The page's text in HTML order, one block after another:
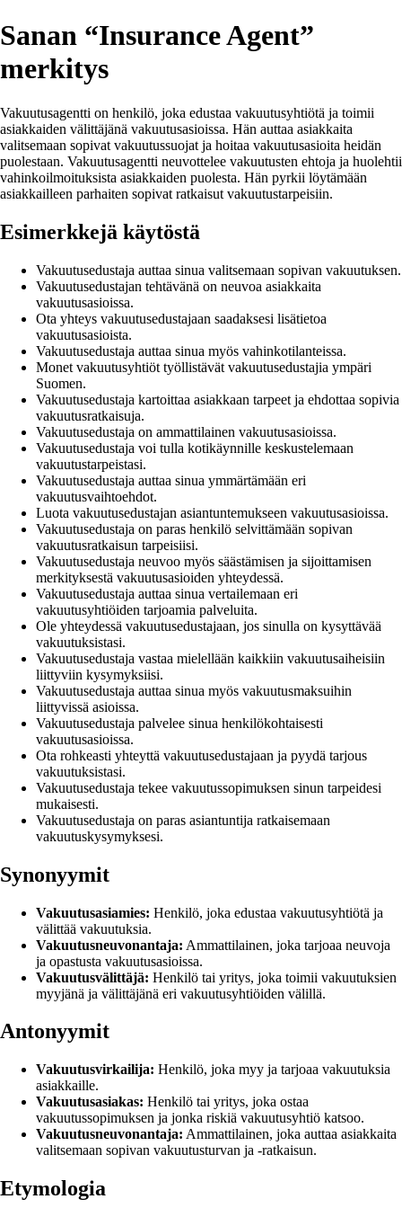
Sanan “Insurance Agent”
merkitys
Vakuutusagentti on henkilö, joka edustaa vakuutusyhtiötä ja toimii
asiakkaiden välittäjänä vakuutusasioissa. Hän auttaa asiakkaita
valitsemaan sopivat vakuutussuojat ja hoitaa vakuutusasioita heidän
puolestaan. Vakuutusagentti neuvottelee vakuutusten ehtoja ja huolehtii
vahinkoilmoituksista asiakkaiden puolesta. Hän pyrkii löytämään
asiakkailleen parhaiten sopivat ratkaisut vakuutustarpeisiin.
Esimerkkejä käytöstä
Vakuutusedustaja auttaa sinua valitsemaan sopivan vakuutuksen.
Vakuutusedustajan tehtävänä on neuvoa asiakkaita
vakuutusasioissa.
Ota yhteys vakuutusedustajaan saadaksesi lisätietoa
vakuutusasioista.
Vakuutusedustaja auttaa sinua myös vahinkotilanteissa.
Monet vakuutusyhtiöt työllistävät vakuutusedustajia ympäri
Suomen.
Vakuutusedustaja kartoittaa asiakkaan tarpeet ja ehdottaa sopivia
vakuutusratkaisuja.
Vakuutusedustaja on ammattilainen vakuutusasioissa.
Vakuutusedustaja voi tulla kotikäynnille keskustelemaan
vakuutustarpeistasi.
Vakuutusedustaja auttaa sinua ymmärtämään eri
vakuutusvaihtoehdot.
Luota vakuutusedustajan asiantuntemukseen vakuutusasioissa.
Vakuutusedustaja on paras henkilö selvittämään sopivan
vakuutusratkaisun tarpeisiisi.
Vakuutusedustaja neuvoo myös säästämisen ja sijoittamisen
merkityksestä vakuutusasioiden yhteydessä.
Vakuutusedustaja auttaa sinua vertailemaan eri
vakuutusyhtiöiden tarjoamia palveluita.
Ole yhteydessä vakuutusedustajaan, jos sinulla on kysyttävää
vakuutuksistasi.
Vakuutusedustaja vastaa mielellään kaikkiin vakuutusaiheisiin
liittyviin kysymyksiisi.
Vakuutusedustaja auttaa sinua myös vakuutusmaksuihin
liittyvissä asioissa.
Vakuutusedustaja palvelee sinua henkilökohtaisesti
vakuutusasioissa.
Ota rohkeasti yhteyttä vakuutusedustajaan ja pyydä tarjous
vakuutuksistasi.
Vakuutusedustaja tekee vakuutussopimuksen sinun tarpeidesi
mukaisesti.
Vakuutusedustaja on paras asiantuntija ratkaisemaan
vakuutuskysymyksesi.
Synonyymit
Vakuutusasiamies: Henkilö, joka edustaa vakuutusyhtiötä ja
välittää vakuutuksia.
Vakuutusneuvonantaja: Ammattilainen, joka tarjoaa neuvoja
ja opastusta vakuutusasioissa.
Vakuutusvälittäjä: Henkilö tai yritys, joka toimii vakuutuksien
myyjänä ja välittäjänä eri vakuutusyhtiöiden välillä.
Antonyymit
Vakuutusvirkailija: Henkilö, joka myy ja tarjoaa vakuutuksia
asiakkaille.
Vakuutusasiakas: Henkilö tai yritys, joka ostaa
vakuutussopimuksen ja jonka riskiä vakuutusyhtiö katsoo.
Vakuutusneuvonantaja: Ammattilainen, joka auttaa asiakkaita
valitsemaan sopivan vakuutusturvan ja -ratkaisun.
Etymologia